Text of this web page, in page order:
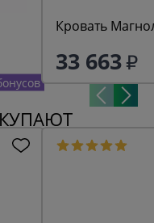
Кровать
33 663